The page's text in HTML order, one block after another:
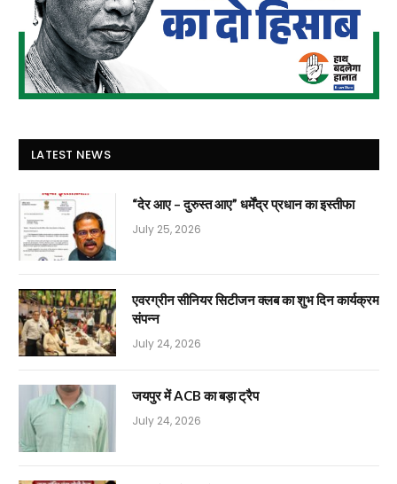
LATEST NEWS
“देर आए – दुरुस्त आए” धर्मेंद्र प्रधान का इस्तीफा
July 25, 2026
एवरग्रीन सीनियर सिटीजन क्लब का शुभ दिन कार्यक्रम
संपन्न
July 24, 2026
जयपुर में ACB का बड़ा ट्रैप
July 24, 2026